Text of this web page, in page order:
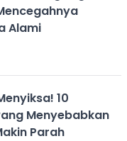
Alami
10
Menyebabkan
Parah